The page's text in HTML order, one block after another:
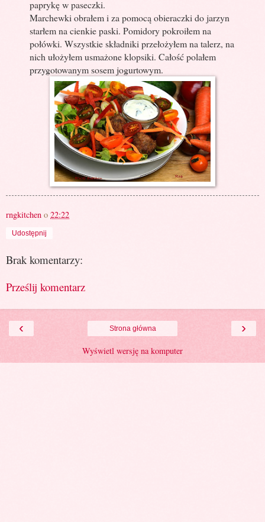
paprykę w paseczki.
Marchewki obrałem i za pomocą obieraczki do jarzyn
starłem na cienkie paski. Pomidory pokroiłem na
połówki. Wszystkie składniki przełożyłem na talerz, na
nich ułożyłem usmażone klopsiki. Całość polałem
przygotowanym sosem jogurtowym.
rngkitchen o 22:22
Udostępnij
Brak komentarzy:
Prześlij komentarz
‹ ›
Strona główna
Wyświetl wersję na komputer